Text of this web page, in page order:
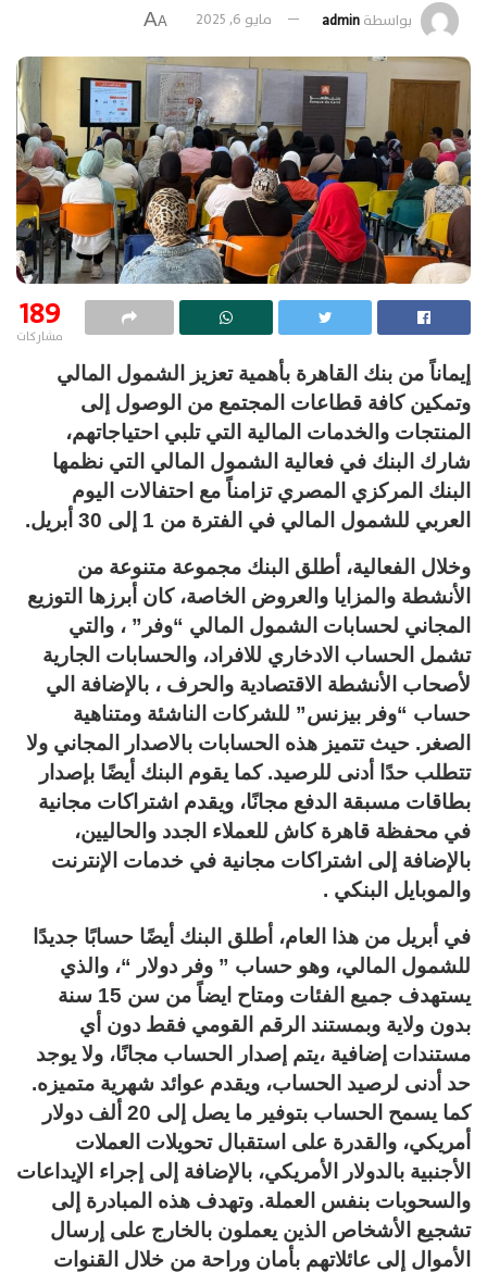
بواسطةadmin مايو 6, 2025 A
A
189
مشاركات
إيماناً من بنك القاهرة بأهمية تعزيز الشمول المالي
وتمكين كافة قطاعات المجتمع من الوصول إلى
المنتجات والخدمات المالية التي تلبي احتياجاتهم،
شارك البنك في فعالية الشمول المالي التي نظمها
البنك المركزي المصري تزامناً مع احتفالات اليوم
العربي للشمول المالي في الفترة من 1 إلى 30 أبريل.
وخلال الفعالية، أطلق البنك مجموعة متنوعة من
الأنشطة والمزايا والعروض الخاصة، كان أبرزها التوزيع
المجاني لحسابات الشمول المالي “وفر” ، والتي
تشمل الحساب الادخاري للافراد، والحسابات الجارية
لأصحاب الأنشطة الاقتصادية والحرف ، بالإضافة الي
حساب “وفر بيزنس” للشركات الناشئة ومتناهية
الصغر. حيث تتميز هذه الحسابات بالاصدار المجاني ولا
تتطلب حدًا أدنى للرصيد. كما يقوم البنك أيضًا بإصدار
بطاقات مسبقة الدفع مجانًا، ويقدم اشتراكات مجانية
في محفظة قاهرة كاش للعملاء الجدد والحاليين،
بالإضافة إلى اشتراكات مجانية في خدمات الإنترنت
والموبايل البنكي .
في أبريل من هذا العام، أطلق البنك أيضًا حسابًا جديدًا
للشمول المالي، وهو حساب ” وفر دولار “، والذي
يستهدف جميع الفئات ومتاح ايضاً من سن 15 سنة
بدون ولاية وبمستند الرقم القومي فقط دون أي
مستندات إضافية ،يتم إصدار الحساب مجانًا، ولا يوجد
حد أدنى لرصيد الحساب، ويقدم عوائد شهرية متميزه.
كما يسمح الحساب بتوفير ما يصل إلى 20 ألف دولار
أمريكي، والقدرة على استقبال تحويلات العملات
الأجنبية بالدولار الأمريكي، بالإضافة إلى إجراء الإيداعات
والسحوبات بنفس العملة. وتهدف هذه المبادرة إلى
تشجيع الأشخاص الذين يعملون بالخارج على إرسال
الأموال إلى عائلاتهم بأمان وراحة من خلال القنوات